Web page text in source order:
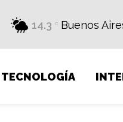
14.3 C Buenos
TECNOLOGÍA